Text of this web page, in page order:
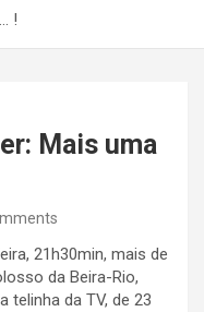
!
Mais uma
21h30min, mais de
da Beira-Rio,
telinha da TV, de 23